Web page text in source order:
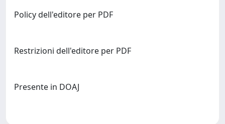
Policy dell'editore per PDF
Restrizioni dell'editore per PDF
Presente in DOAJ